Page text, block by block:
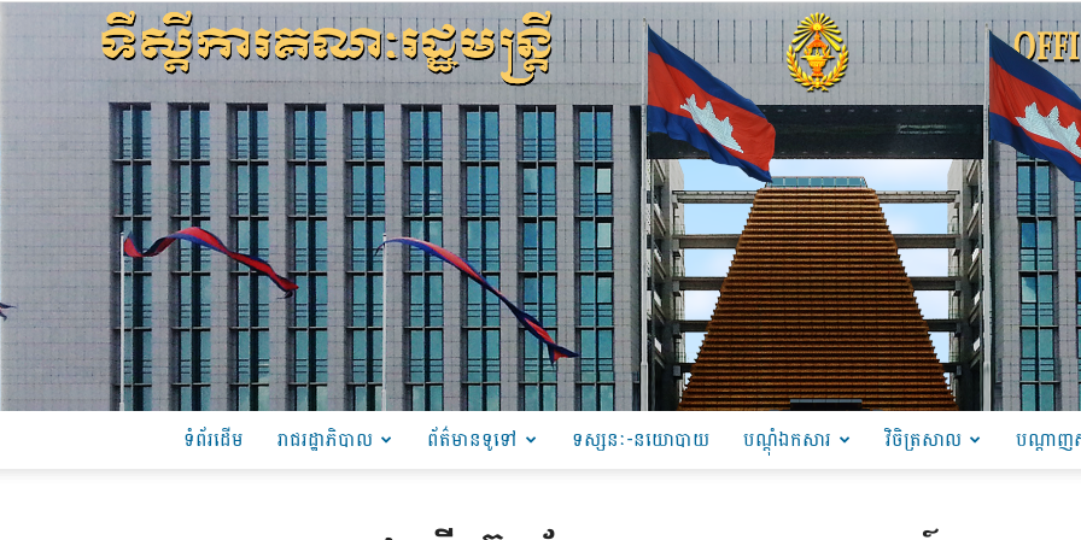
ទំព័រដើម រាជរដ្ឋាភិបាល ព័ត៌មានទូទៅ ទស្សនៈ-នយោបាយ បណ្ដុំឯកសារ វិចិត្រសាល បណ្តាញ